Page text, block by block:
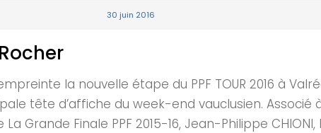
30 juin 2016
la nouvelle étape du PPF TOUR 2016 à
tête d’affiche du week-end vauclusien. Associé
Grande Finale PPF 2015-16, Jean-Philippe